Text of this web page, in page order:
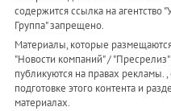
содержится ссылка на агентство
Группа" запрещено.
Материалы, которые
"Новости компаний" /
публикуются на правах рекламы. ,
подготовке этого контента и
материалах.